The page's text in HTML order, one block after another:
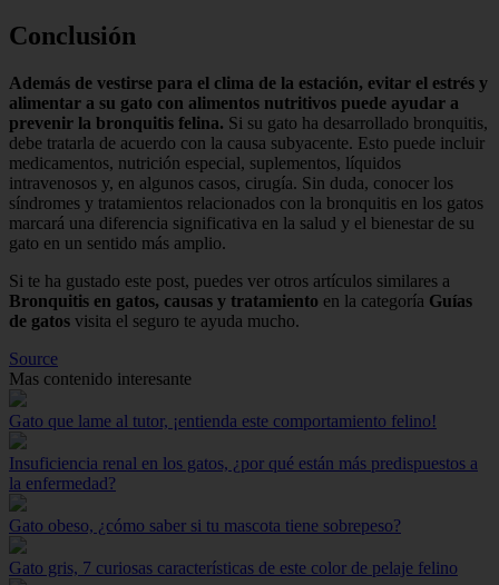
Conclusión
Además de vestirse para el clima de la estación, evitar el estrés y
alimentar a su gato con alimentos nutritivos puede ayudar a
prevenir la bronquitis felina. Si su gato ha desarrollado bronquitis,
debe tratarla de acuerdo con la causa subyacente. Esto puede incluir
medicamentos, nutrición especial, suplementos, líquidos
intravenosos y, en algunos casos, cirugía. Sin duda, conocer los
síndromes y tratamientos relacionados con la bronquitis en los gatos
marcará una diferencia significativa en la salud y el bienestar de su
gato en un sentido más amplio.
Si te ha gustado este post, puedes ver otros artículos similares a
Bronquitis en gatos, causas y tratamiento en la categoría Guías
de gatos visita el seguro te ayuda mucho.
Source
Mas contenido interesante
Gato que lame al tutor, ¡entienda este comportamiento felino!
Insuficiencia renal en los gatos, ¿por qué están más predispuestos a
la enfermedad?
Gato obeso, ¿cómo saber si tu mascota tiene sobrepeso?
Gato gris, 7 curiosas características de este color de pelaje felino